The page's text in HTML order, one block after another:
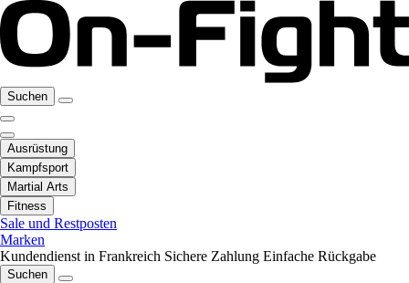
Suchen
Ausrüstung
Kampfsport
Martial Arts
Fitness
Sale und Restposten
Marken
Kundendienst in Frankreich Sichere Zahlung Einfache Rückgabe
Suchen